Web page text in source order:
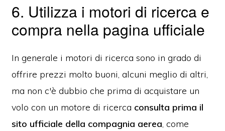
6. Utilizza i motori di ricerca e
compra nella pagina ufficiale
In generale i motori di ricerca sono in grado di
offrire prezzi molto buoni, alcuni meglio di altri,
ma non c'è dubbio che prima di acquistare un
volo con un motore di ricerca consulta prima il
sito ufficiale della compagnia aerea, come